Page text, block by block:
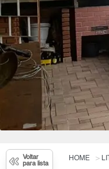
Voltar
para lista
HOME